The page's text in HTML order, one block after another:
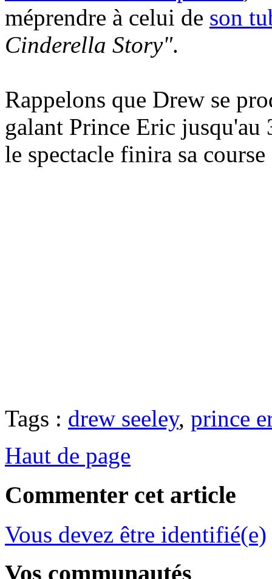
méprendre à celui de son
Cinderella Story".
Rappelons que Drew se
galant Prince Eric
le spectacle finira sa
Tags : drew seeley, prince
Haut de page
Commenter cet article
Vous devez être identifié(e)
Vos communautés